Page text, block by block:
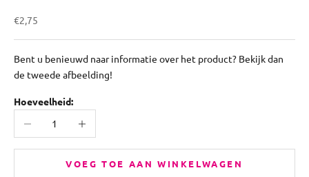
Aanbiedingsprijs
€2,75
Bent u benieuwd naar informatie over het product? Bekijk dan
de tweede afbeelding!
Hoeveelheid:
VOEG TOE AAN WINKELWAGEN